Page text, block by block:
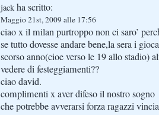
jack ha scritto:
Maggio 21st, 2009 alle 17:56
ciao x il milan purtroppo non ci saro’
se tutto dovesse andare bene,la sera i
scorso anno(cioe verso le 19 allo stadio)
vedere di festeggiamenti??
ciao david.
complimenti x aver difeso il nostro sogno
che potrebbe avverarsi forza ragazzi